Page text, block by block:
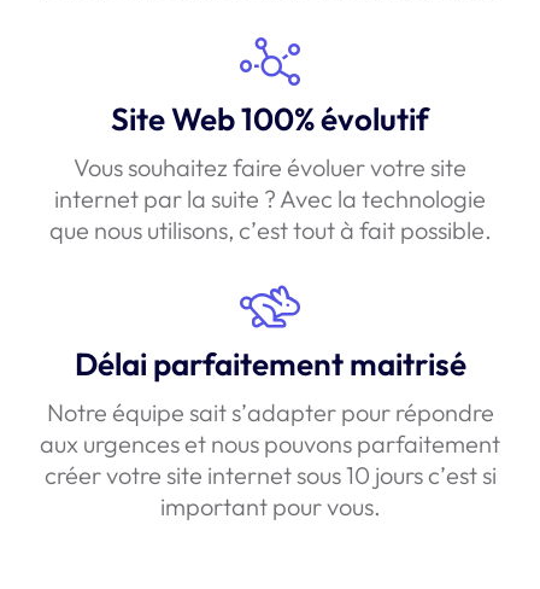
Site Web 100% évolutif
Vous souhaitez faire évoluer votre site
internet par la suite ? Avec la technologie
que nous utilisons, c’est tout à fait possible.
Délai parfaitement maitrisé
Notre équipe sait s’adapter pour répondre
aux urgences et nous pouvons parfaitement
créer votre site internet sous 10 jours c’est si
important pour vous.